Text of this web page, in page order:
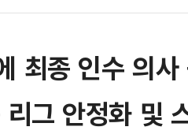
최종 인수 의
그 안정화 및